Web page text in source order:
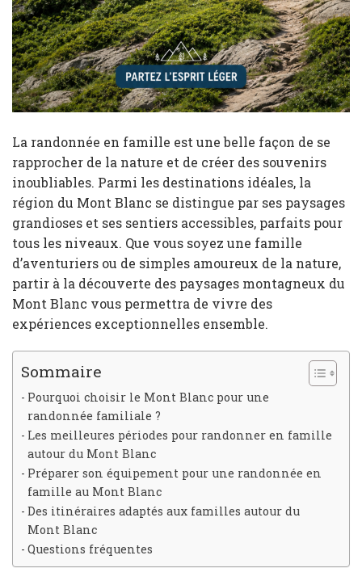
La randonnée en famille est une belle façon de se
rapprocher de la nature et de créer des souvenirs
inoubliables. Parmi les destinations idéales, la
région du Mont Blanc se distingue par ses paysages
grandioses et ses sentiers accessibles, parfaits pour
tous les niveaux. Que vous soyez une famille
d’aventuriers ou de simples amoureux de la nature,
partir à la découverte des paysages montagneux du
Mont Blanc vous permettra de vivre des
expériences exceptionnelles ensemble.
Sommaire
Pourquoi choisir le Mont Blanc pour une
randonnée familiale ?
Les meilleures périodes pour randonner en famille
autour du Mont Blanc
Préparer son équipement pour une randonnée en
famille au Mont Blanc
Des itinéraires adaptés aux familles autour du
Mont Blanc
Questions fréquentes